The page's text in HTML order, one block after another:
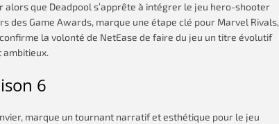
que Deadpool s’apprête à intégrer le jeu hero-shooter
des Game Awards, marque une étape clé pour Marvel Rivals,
la volonté de NetEase de faire du jeu un titre évolutif
6
marque un tournant narratif et esthétique pour le jeu